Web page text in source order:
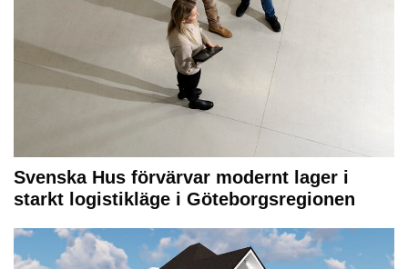
Svenska Hus förvärvar modernt lager i
starkt logistikläge i Göteborgsregionen